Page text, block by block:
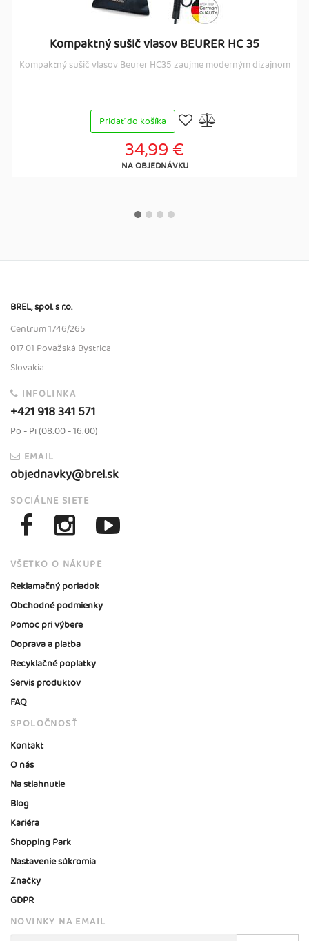
Kompaktný sušič vlasov BEURER HC 35
Kompaktný sušič vlasov Beurer HC35 zaujme moderným dizajnom
...
Pridať do košíka
34,99 €
NA OBJEDNÁVKU
BREL, spol. s r.o.
Centrum 1746/265
017 01 Považská Bystrica
Slovakia
INFOLINKA
+421 918 341 571
Po - Pi (08:00 - 16:00)
EMAIL
objednavky@brel.sk
SOCIÁLNE SIETE
VŠETKO O NÁKUPE
Reklamačný poriadok
Obchodné podmienky
Pomoc pri výbere
Doprava a platba
Recyklačné poplatky
Servis produktov
FAQ
SPOLOČNOSŤ
Kontakt
O nás
Na stiahnutie
Blog
Kariéra
Shopping Park
Nastavenie súkromia
Značky
GDPR
NOVINKY NA EMAIL